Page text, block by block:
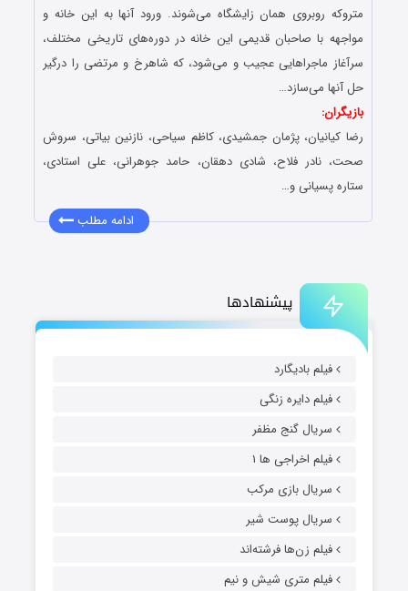
پیشنهادها
فیلم بادیگارد
فیلم دایره زنگی
سریال گنج مظفر
فیلم اخراجی ها ۱
سریال بازی مرکب
سریال پوست شیر
فیلم زن‌ها فرشته‌اند
فیلم متری شیش و نیم
متروکه روبروی همان زایشگاه می‌شوند. ورود آنها به این خانه و
مواجهه با صاحبان قدیمی این خانه در دوره‌های تاریخی مختلف،
سرآغاز ماجراهایی عجیب و می‌شود، که شاهرخ و مرتضی را درگیر
حل آنها می‌سازد…
بازیگران:
رضا کیانیان، پژمان جمشیدی، کاظم سیاحی، نازنین بیاتی، سروش
صحت، نادر فلاح، شادی دهقان، حامد جوهرانی، علی استادی،
ستاره پسیانی و…
ادامه مطلب